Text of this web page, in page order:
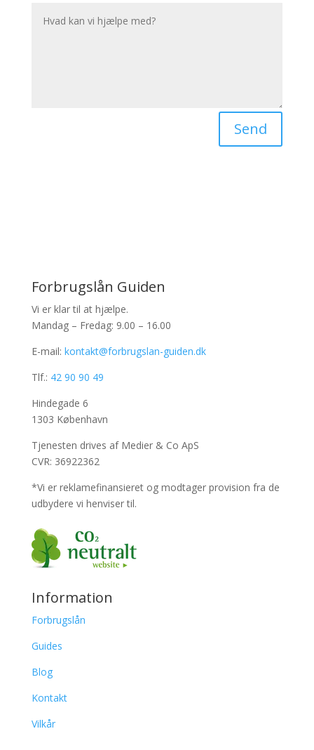
Send
Forbrugslån Guiden
Vi er klar til at hjælpe.
Mandag – Fredag: 9.00 – 16.00
E-mail: kontakt@forbrugslan-guiden.dk
Tlf.: 42 90 90 49
Hindegade 6
1303 København
Tjenesten drives af Medier & Co ApS
CVR: 36922362
*Vi er reklamefinansieret og modtager provision fra de
udbydere vi henviser til.
Information
Forbrugslån
Guides
Blog
Kontakt
Vilkår